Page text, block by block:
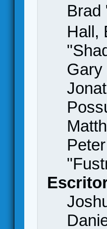
Brad
Hall,
Gary